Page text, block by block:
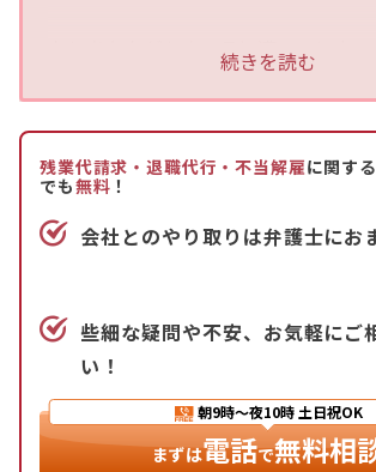
もしあなたがセクハラに遭ってしまっ
窓口の利用し、被害が深刻な場合に
判といった法的措置をとることや退職
ことも検討しましょう。
自分だけでは会社をうまく退職できな
には、退職代行サービスを利用するこ
法です。退職代行のお悩みはアディー
ださい。
続きを読む
残業代請求・退職代行・不当解雇に関す
でも無料 ！
会社とのやり取りは弁護士にお
些細な疑問や不安、お気軽にご
い！
朝9時〜夜10時 土日祝OK
まずは電話で無料相